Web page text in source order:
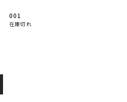
001
在庫切れ